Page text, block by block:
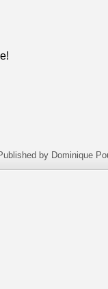
by Dominique